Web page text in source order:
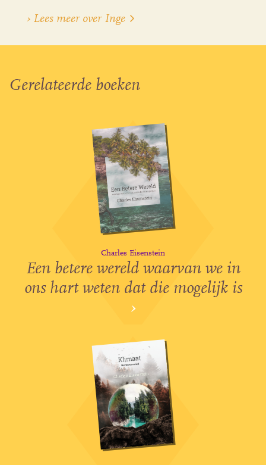
› Lees meer over Inge
Gerelateerde boeken
Charles Eisenstein
Een betere wereld waarvan we in
ons hart weten dat die mogelijk is
›